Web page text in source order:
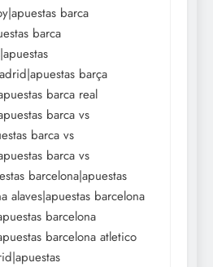
barca
barca
barça
barca real
barca vs
barca vs
barca vs
barcelona|apuestas
alaves|apuestas barcelona
barcelona
barcelona atletico